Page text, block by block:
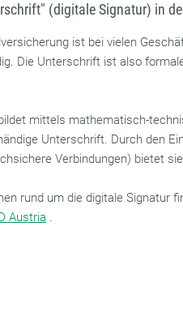
(digitale Signatur) in
ist bei vielen
Die Unterschrift ist also
mittels mathematisch-
Unterschrift. Durch den
Verbindungen) bietet
rund um die digitale Signatur
Austria .